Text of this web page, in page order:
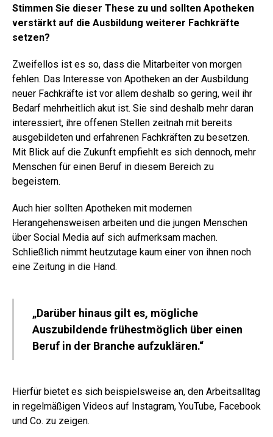
Stimmen Sie dieser These zu und sollten Apotheken
verstärkt auf die Ausbildung weiterer Fachkräfte
setzen?
Zweifellos ist es so, dass die Mitarbeiter von morgen
fehlen. Das Interesse von Apotheken an der Ausbildung
neuer Fachkräfte ist vor allem deshalb so gering, weil ihr
Bedarf mehrheitlich akut ist. Sie sind deshalb mehr daran
interessiert, ihre offenen Stellen zeitnah mit bereits
ausgebildeten und erfahrenen Fachkräften zu besetzen.
Mit Blick auf die Zukunft empfiehlt es sich dennoch, mehr
Menschen für einen Beruf in diesem Bereich zu
begeistern.
Auch hier sollten Apotheken mit modernen
Herangehensweisen arbeiten und die jungen Menschen
über Social Media auf sich aufmerksam machen.
Schließlich nimmt heutzutage kaum einer von ihnen noch
eine Zeitung in die Hand.
„Darüber hinaus gilt es, mögliche
Auszubildende frühestmöglich über einen
Beruf in der Branche aufzuklären.“
Hierfür bietet es sich beispielsweise an, den Arbeitsalltag
in regelmäßigen Videos auf Instagram, YouTube, Facebook
und Co. zu zeigen.